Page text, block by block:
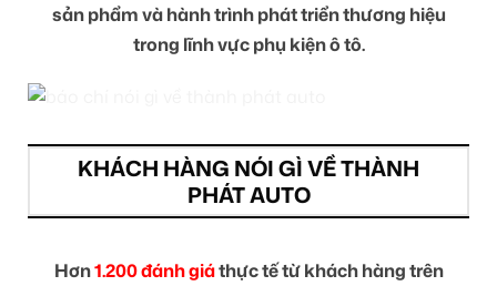
sản phẩm và hành trình phát triển thương hiệu
trong lĩnh vực phụ kiện ô tô.
KHÁCH HÀNG NÓI GÌ VỀ THÀNH
PHÁT AUTO
Hơn1.200 đánh giáthực tế từ khách hàng trên